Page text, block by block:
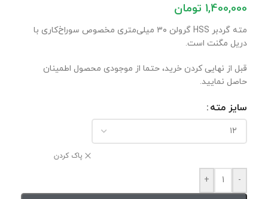
1,400,000 تومان
مته گردبر HSS گرولن ۳۰ میلی‌متری مخصوص سوراخ‌کاری با
دریل مگنت است.
قبل از نهایی کردن خرید، حتما از موجودی محصول اطمینان
حاصل نمایید.
سایز مته
پاک کردن
-
+